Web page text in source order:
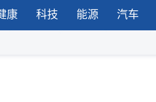
康 科技 能源 汽车